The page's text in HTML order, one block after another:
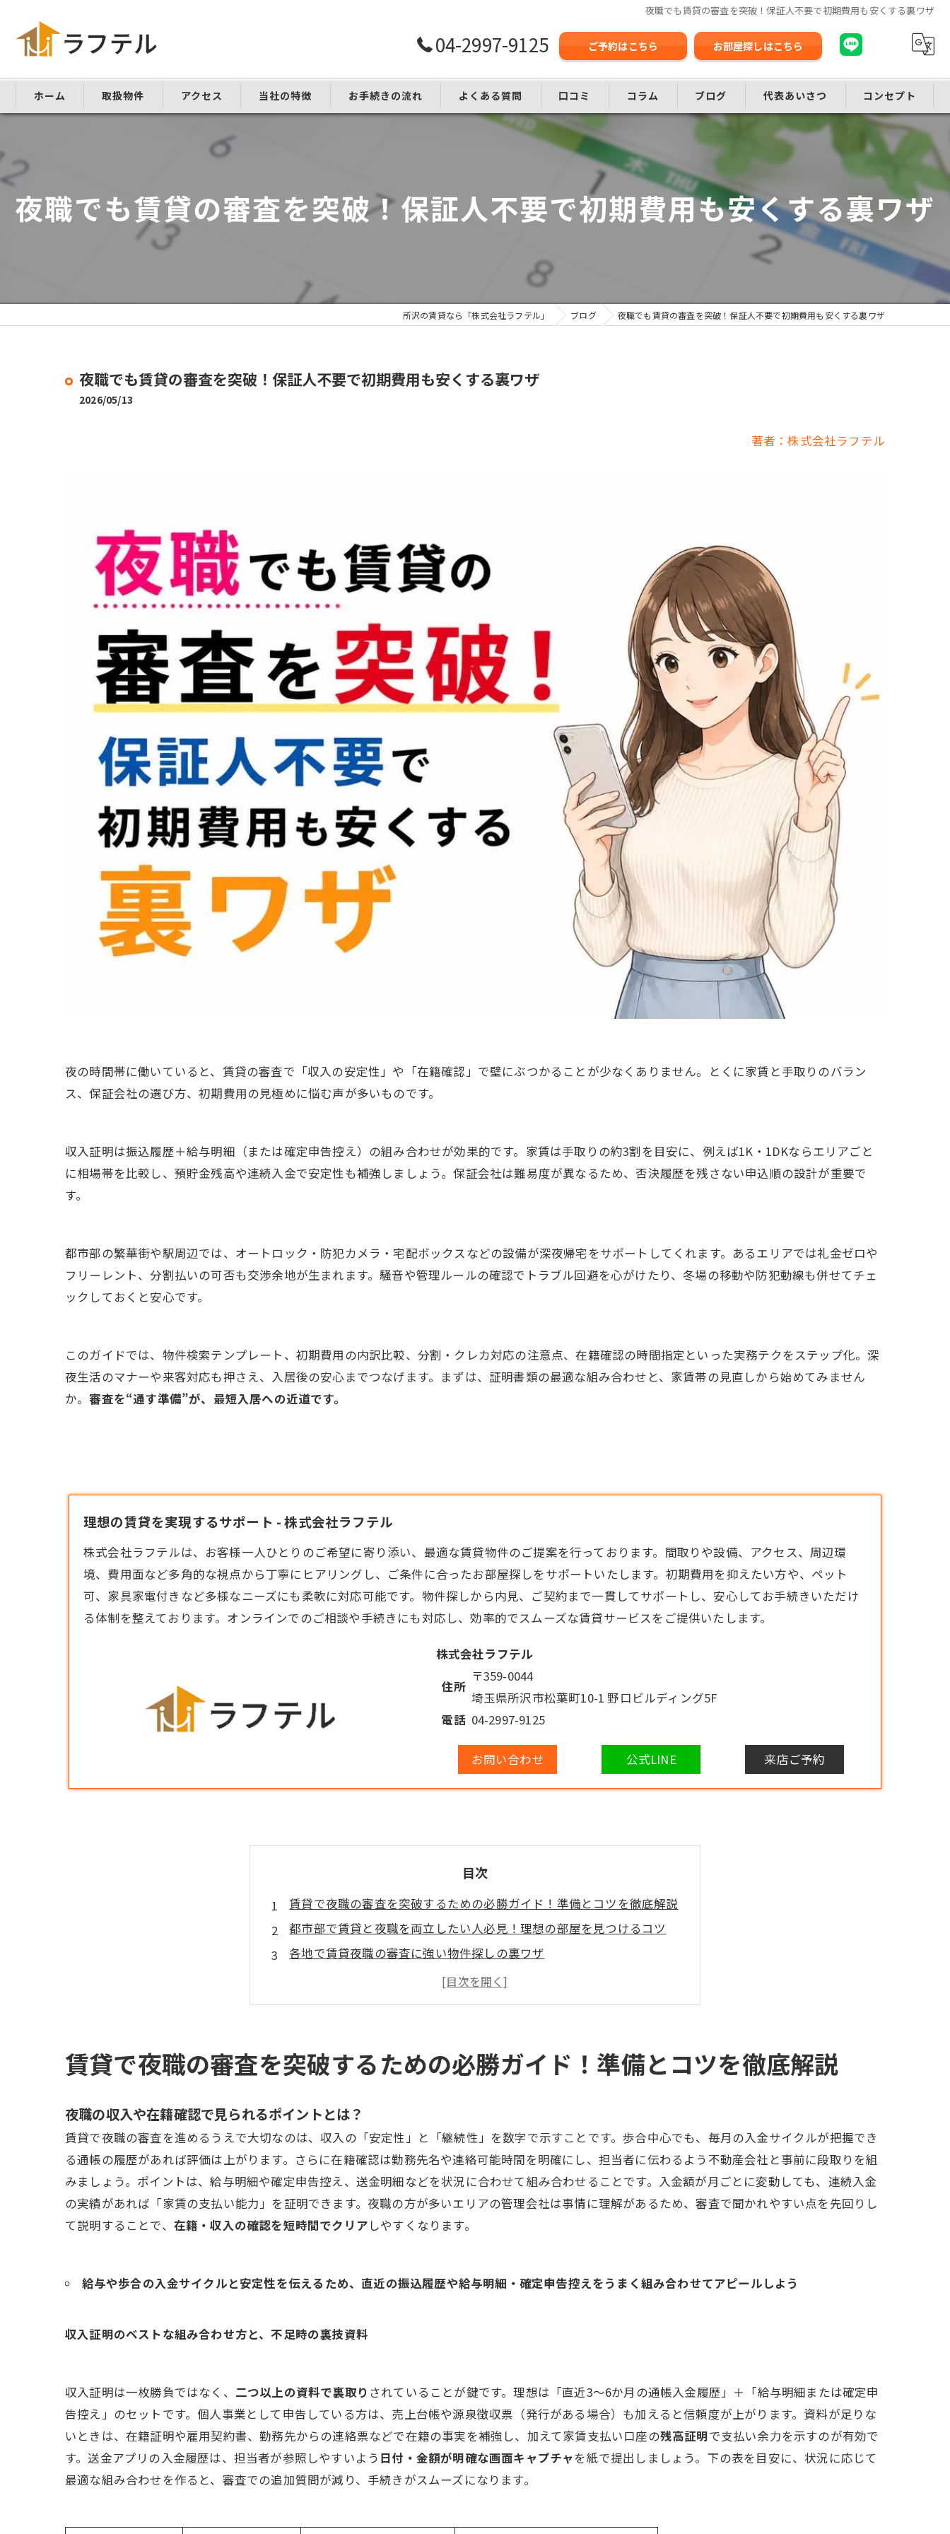
夜職でも賃貸の審査を突破！保証人不要で初期費用も安くする裏ワザ
04-2997-9125 ご予約はこちら お部屋探しはこちら
ホーム 取扱物件 アクセス 当社の特徴
家具家電付き
お手続きの流れ よくある質問 口コミ コラム ブログ 代表あいさつ コンセプト
夜職でも賃貸の審査を突破！保証人不要で初期費用も安くする裏ワザ
所沢の賃貸なら「株式会社ラフテル」 ブログ 夜職でも賃貸の審査を突破！保証人不要で初期費用も安くする裏ワザ
夜職でも賃貸の審査を突破！保証人不要で初期費用も安くする裏ワザ
2026/05/13
著者：株式会社ラフテル
夜の時間帯に働いていると、賃貸の審査で「収入の安定性」や「在籍確認」で壁にぶつかることが少なくありません。とくに家賃と手取りのバラン
ス、保証会社の選び方、初期費用の見極めに悩む声が多いものです。
収入証明は振込履歴＋給与明細（または確定申告控え）の組み合わせが効果的です。家賃は手取りの約3割を目安に、例えば1K・1DKならエリアごと
に相場帯を比較し、預貯金残高や連続入金で安定性も補強しましょう。保証会社は難易度が異なるため、否決履歴を残さない申込順の設計が重要で
す。
都市部の繁華街や駅周辺では、オートロック・防犯カメラ・宅配ボックスなどの設備が深夜帰宅をサポートしてくれます。あるエリアでは礼金ゼロや
フリーレント、分割払いの可否も交渉余地が生まれます。騒音や管理ルールの確認でトラブル回避を心がけたり、冬場の移動や防犯動線も併せてチェ
ックしておくと安心です。
このガイドでは、物件検索テンプレート、初期費用の内訳比較、分割・クレカ対応の注意点、在籍確認の時間指定といった実務テクをステップ化。深
夜生活のマナーや来客対応も押さえ、入居後の安心までつなげます。まずは、証明書類の最適な組み合わせと、家賃帯の見直しから始めてみません
か。審査を“通す準備”が、最短入居への近道です。
理想の賃貸を実現するサポート - 株式会社ラフテル
株式会社ラフテルは、お客様一人ひとりのご希望に寄り添い、最適な賃貸物件のご提案を行っております。間取りや設備、アクセス、周辺環
境、費用面など多角的な視点から丁寧にヒアリングし、ご条件に合ったお部屋探しをサポートいたします。初期費用を抑えたい方や、ペット
可、家具家電付きなど多様なニーズにも柔軟に対応可能です。物件探しから内見、ご契約まで一貫してサポートし、安心してお手続きいただけ
る体制を整えております。オンラインでのご相談や手続きにも対応し、効率的でスムーズな賃貸サービスをご提供いたします。
株式会社ラフテル
住所
〒359-0044
埼玉県所沢市松葉町10-1 野口ビルディング5F
電話 04-2997-9125
お問い合わせ 公式LINE 来店ご予約
目次
賃貸で夜職の審査を突破するための必勝ガイド！準備とコツを徹底解説
都市部で賃貸と夜職を両立したい人必見！理想の部屋を見つけるコツ
各地で賃貸夜職の審査に強い物件探しの裏ワザ
初期費用を賢く抑える！賃貸夜職のための契約テクニック
快適な住まい選びのコツと理想条件
夜職専門不動産と一般不動産の特徴や違い
賃貸夜職のよくある疑問をクリアに解説
賃貸で夜職の審査を突破するための必勝ガイド！準備とコツを徹底解説
夜職の収入や在籍確認で見られるポイントとは？
賃貸で夜職の審査を進めるうえで大切なのは、収入の「安定性」と「継続性」を数字で示すことです。歩合中心でも、毎月の入金サイクルが把握でき
る通帳の履歴があれば評価は上がります。さらに在籍確認は勤務先名や連絡可能時間を明確にし、担当者に伝わるよう不動産会社と事前に段取りを組
みましょう。ポイントは、給与明細や確定申告控え、送金明細などを状況に合わせて組み合わせることです。入金額が月ごとに変動しても、連続入金
の実績があれば「家賃の支払い能力」を証明できます。夜職の方が多いエリアの管理会社は事情に理解があるため、審査で聞かれやすい点を先回りし
て説明することで、 在籍・収入の確認を短時間でクリア しやすくなります。
給与や歩合の入金サイクルと安定性を伝えるため、直近の振込履歴や給与明細・確定申告控えをうまく組み合わせてアピールしよう
収入証明のベストな組み合わせ方と、不足時の裏技資料
収入証明は一枚勝負ではなく、 二つ以上の資料で裏取り されていることが鍵です。理想は「直近3〜6か月の通帳入金履歴」＋「給与明細または確定申
告控え」のセットです。個人事業として申告している方は、売上台帳や源泉徴収票（発行がある場合）も加えると信頼度が上がります。資料が足りな
いときは、在籍証明や雇用契約書、勤務先からの連絡票などで在籍の事実を補強し、加えて家賃支払い口座の残高証明で支払い余力を示すのが有効で
す。送金アプリの入金履歴は、担当者が参照しやすいよう 日付・金額が明確な画面キャプチャを紙で提出しましょう。下の表を目安に、状況に応じて
最適な組み合わせを作ると、審査での追加質問が減り、手続きがスムーズになります。